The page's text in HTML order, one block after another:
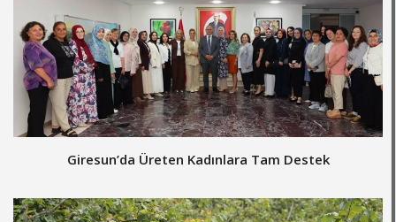
Giresun’da Üreten Kadınlara Tam Destek